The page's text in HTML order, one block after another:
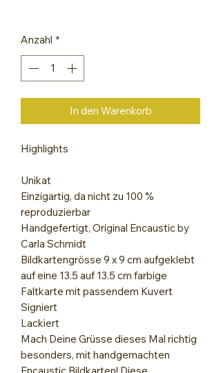
Anzahl *
In den Warenkorb
Highlights
Unikat
Einzigartig, da nicht zu 100 %
reproduzierbar
Handgefertigt, Original Encaustic by
Carla Schmidt
Bildkartengrösse 9 x 9 cm aufgeklebt
auf eine 13.5 auf 13.5 cm farbige
Faltkarte mit passendem Kuvert
Signiert
Lackiert
Mach Deine Grüsse dieses Mal richtig
besonders, mit handgemachten